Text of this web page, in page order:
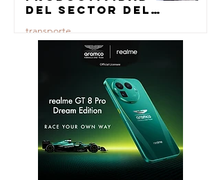
del sector del
manufactura
certificada
transporte